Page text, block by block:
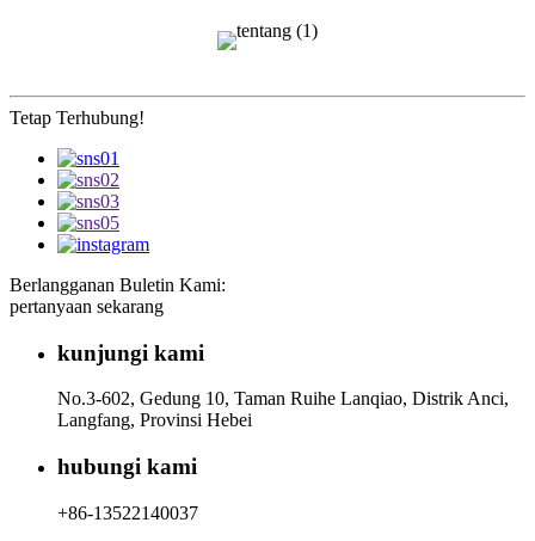
Tetap Terhubung!
Berlangganan Buletin Kami:
pertanyaan sekarang
kunjungi kami
No.3-602, Gedung 10, Taman Ruihe Lanqiao, Distrik Anci,
Langfang, Provinsi Hebei
hubungi kami
+86-13522140037